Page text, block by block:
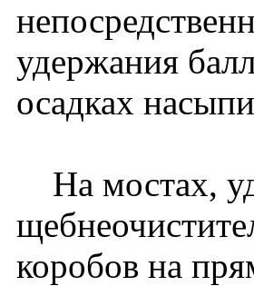
удержания
осадках
На мостах,
коробов на